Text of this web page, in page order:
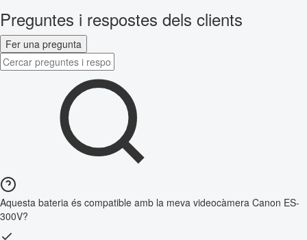
Preguntes i respostes dels clients
Fer una pregunta
Aquesta bateria és compatible amb la meva videocàmera Canon ES-
300V?